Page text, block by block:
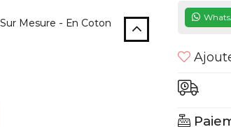
Mesure - En Coton